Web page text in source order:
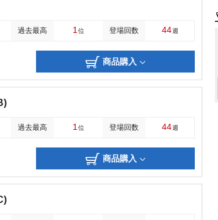
過去最高 1 位 登場回数 44週
商品購入
過去最高 1 位 登場回数 44週
商品購入